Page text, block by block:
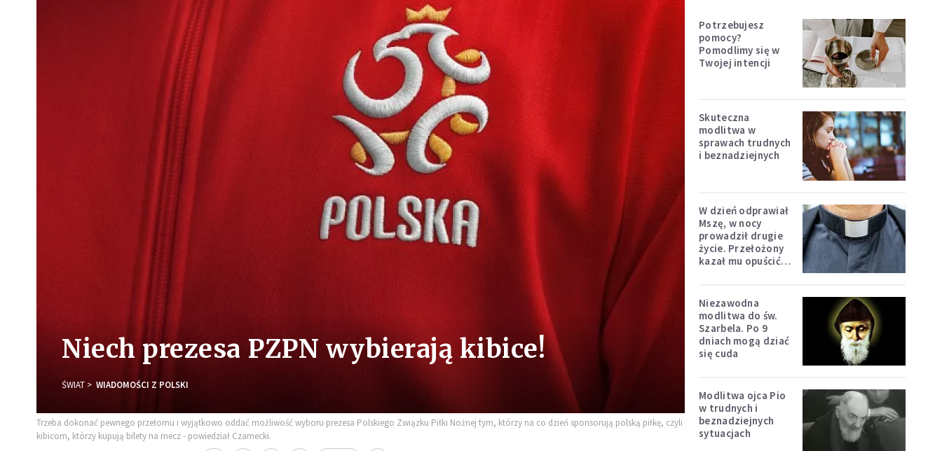
Niech prezesa PZPN wybierają kibice!
ŚWIAT WIADOMOŚCI Z POLSKI
Trzeba dokonać pewnego przełomu i wyjątkowo oddać możliwość wyboru prezesa Polskiego Związku Piłki Nożnej tym, którzy na co dzień sponsorują polską piłkę, czyli
kibicom, którzy kupują bilety na mecz - powiedział Czarnecki.
Potrzebujesz
pomocy?
Pomodlimy się w
Twojej intencji
Skuteczna
modlitwa w
sprawach trudnych
i beznadziejnych
W dzień odprawiał
Mszę, w nocy
prowadził drugie
życie. Przełożony
kazał mu opuścić
Niezawodna
modlitwa do św.
Szarbela. Po 9
dniach mogą dziać
się cuda
Modlitwa ojca Pio
w trudnych i
beznadziejnych
sytuacjach